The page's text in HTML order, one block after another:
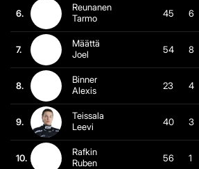
6.
Reunanen
Tarmo
45 6
7.
Määttä
Joel
54 8
8.
Binner
Alexis
23 4
9.
Teissala
Leevi
40 3
10.
Rafkin
Ruben
56 1